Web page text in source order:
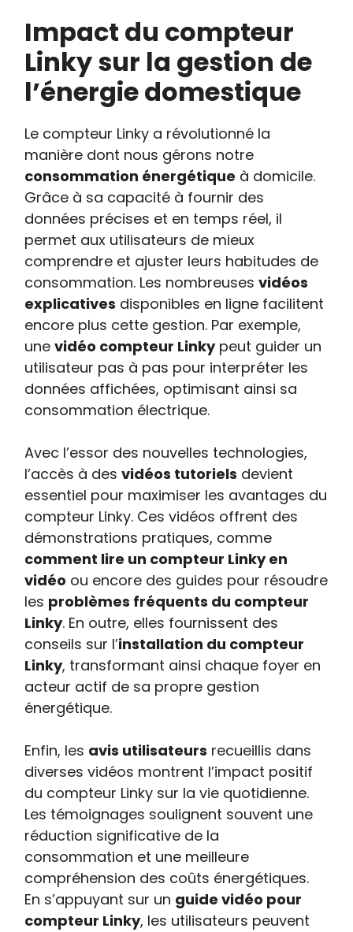
Impact du compteur
Linky sur la gestion de
l’énergie domestique
Le compteur Linky a révolutionné la
manière dont nous gérons notre
consommation énergétique à domicile.
Grâce à sa capacité à fournir des
données précises et en temps réel, il
permet aux utilisateurs de mieux
comprendre et ajuster leurs habitudes de
consommation. Les nombreusesvidéos
explicatives disponibles en ligne facilitent
encore plus cette gestion. Par exemple,
unevidéo compteur Linkypeut guider un
utilisateur pas à pas pour interpréter les
données affichées, optimisant ainsi sa
consommation électrique.
Avec l’essor des nouvelles technologies,
l’accès à desvidéos tutoriels devient
essentiel pour maximiser les avantages du
compteur Linky. Ces vidéos offrent des
démonstrations pratiques, comme
comment lire un compteur Linky en
vidéo ou encore des guides pour résoudre
les problèmes fréquents du compteur
Linky. En outre, elles fournissent des
conseils sur l’installation du compteur
Linky, transformant ainsi chaque foyer en
acteur actif de sa propre gestion
énergétique.
Enfin, les avis utilisateurs recueillis dans
diverses vidéos montrent l’impact positif
du compteur Linky sur la vie quotidienne.
Les témoignages soulignent souvent une
réduction significative de la
consommation et une meilleure
compréhension des coûts énergétiques.
En s’appuyant sur un guide vidéo pour
compteur Linky, les utilisateurs peuvent